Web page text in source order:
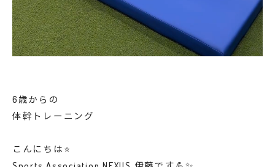
6歳からの
体幹トレーニング
こんにちは⭐️